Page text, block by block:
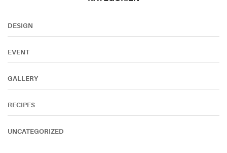
DESIGN
EVENT
GALLERY
RECIPES
UNCATEGORIZED